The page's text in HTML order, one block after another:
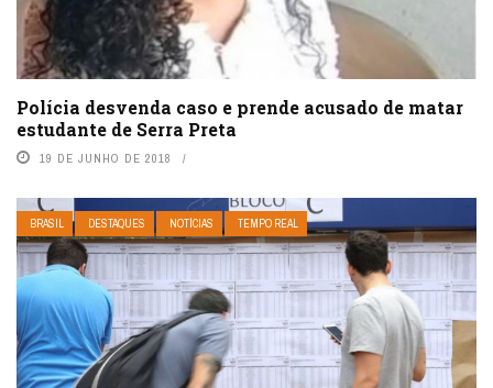
Polícia desvenda caso e prende acusado de matar
estudante de Serra Preta
19 DE JUNHO DE 2018
BRASIL DESTAQUES NOTÍCIAS TEMPO REAL